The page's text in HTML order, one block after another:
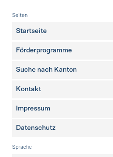
Fusszeile
Seiten
Startseite
Förderprogramme
Suche nach Kanton
weitere Seiten
Kontakt
Impressum
Datenschutz
Sprache